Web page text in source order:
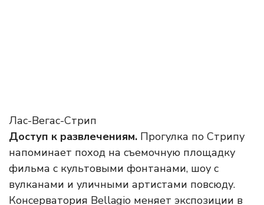
Лас-Вегас-Стрип
Доступ к развлечениям. Прогулка по Стрипу
напоминает поход на съемочную площадку
фильма с культовыми фонтанами, шоу с
вулканами и уличными артистами повсюду.
Консерватория Bellagio меняет экспозиции в